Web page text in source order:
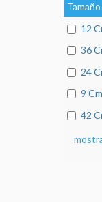
Tamaño
12
36
24
9
42